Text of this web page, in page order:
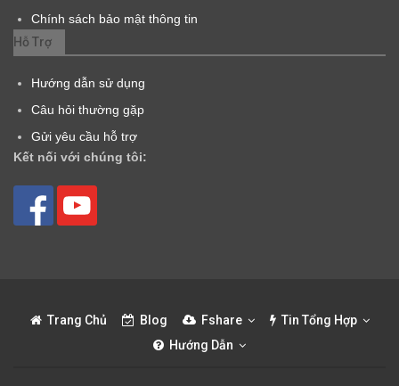
Chính sách bảo mật thông tin
Hỗ Trợ
Hướng dẫn sử dụng
Câu hỏi thường gặp
Gửi yêu cầu hỗ trợ
Kết nối với chúng tôi:
Trang Chủ Blog Fshare
Tin Tổng Hợp
Hướng Dẫn